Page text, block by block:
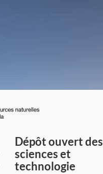
du
Canada
Dépôt ouvert des
sciences et
technologie